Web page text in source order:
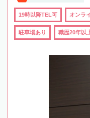
19時以降TEL可 オンラ
駐車場あり 職歴20年以